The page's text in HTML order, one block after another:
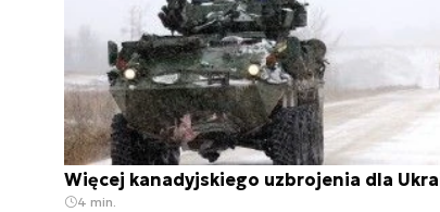
Więcej kanadyjskiego uzbrojenia dla
4 min.